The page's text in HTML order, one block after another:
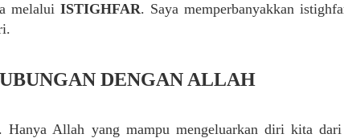
melalui ISTIGHFAR. Saya memperbanyakkan
DENGAN ALLAH
Hanya Allah yang mampu mengeluarkan diri kita